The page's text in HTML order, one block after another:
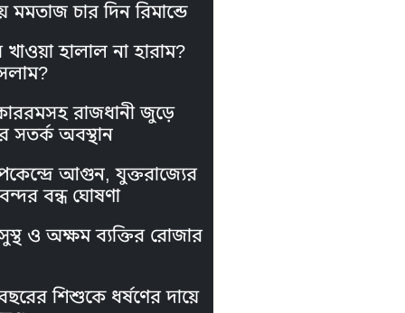
মমতাজ চার দিন রিমান্ডে
হালাল না হারাম?
রাজধানী জুড়ে
সতর্ক অবস্থান
আগুন, যুক্তরাজ্যের
বন্ধ ঘোষণা
ও অক্ষম ব্যক্তির রোজার
শিশুকে ধর্ষণের দায়ে